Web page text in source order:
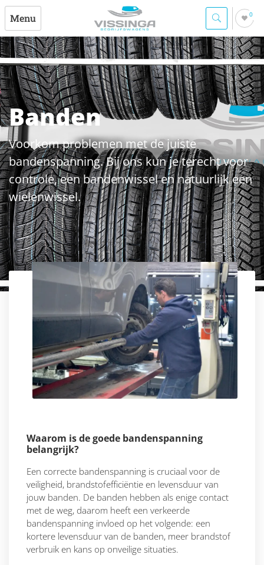
Menu 0
Banden
Voorkom problemen met de juiste
bandenspanning. Bij ons kun je terecht voor
controle, een bandenwissel en natuurlijk een
wielenwissel.
Waarom is de goede bandenspanning
belangrijk?
Een correcte bandenspanning is cruciaal voor de
veiligheid, brandstofefficiëntie en levensduur van
jouw banden. De banden hebben als enige contact
met de weg, daarom heeft een verkeerde
bandenspanning invloed op het volgende: een
kortere levensduur van de banden, meer brandstof
verbruik en kans op onveilige situaties.